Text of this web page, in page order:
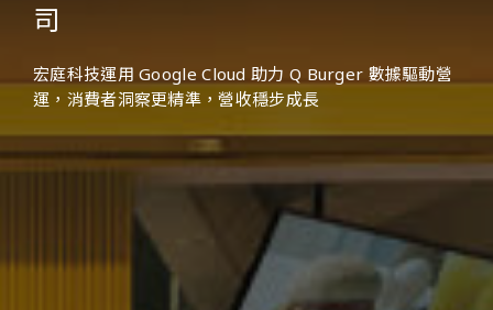
司
宏庭科技運用 Google Cloud 助力 Q Burger 數據驅動營
運，消費者洞察更精準，營收穩步成長